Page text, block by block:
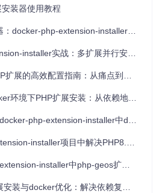
命令时，工具首先通过内置的扩展
数和兼容性矩阵；接着启动依赖解析
互干扰的前提下同时处理多个扩展的
个过程就像一位经验丰富的系统管理
项目的安装策略选择
量级安装方案
础开发需求？对于个人项目或小团队
装器使用教程
php-extension-installer完全指南
战：多扩展并行安装的自动化方案 - 从依赖地狱到容器优化
的高效配置指南：从痛点到解决方案
扩展安装：从依赖地狱到一键部署的终极方案
extension-installer中ddtrace扩展安装失败问题
项目中解决PHP8.4的PDO_OCI扩展安装问题
installer中php-geos扩展安装失败问题
优化：解决依赖复杂、版本冲突与镜像臃肿的终极指南